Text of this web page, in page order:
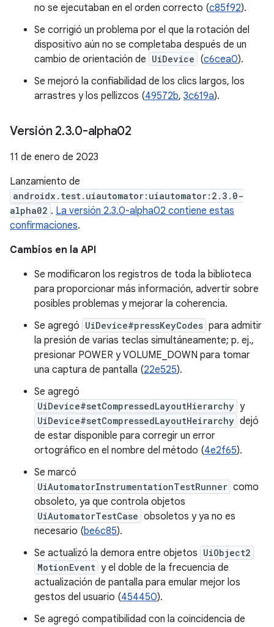
no se ejecutaban en el orden correcto (c85f92).
Se corrigió un problema por el que la rotación del
dispositivo aún no se completaba después de un
cambio de orientación de UiDevice (c6cea0).
Se mejoró la confiabilidad de los clics largos, los
arrastres y los pellizcos (49572b, 3c619a).
Versión 2.3.0-alpha02
11 de enero de 2023
Lanzamiento de
androidx.test.uiautomator:uiautomator:2.3.0-
alpha02 . La versión 2.3.0-alpha02 contiene estas
confirmaciones.
Cambios en la API
Se modificaron los registros de toda la biblioteca
para proporcionar más información, advertir sobre
posibles problemas y mejorar la coherencia.
Se agregó UiDevice#pressKeyCodes para admitir
la presión de varias teclas simultáneamente; p. ej.,
presionar POWER y VOLUME_DOWN para tomar
una captura de pantalla (22e525).
Se agregó
UiDevice#setCompressedLayoutHierarchy y
UiDevice#setCompressedLayoutHeirarchy dejó
de estar disponible para corregir un error
ortográfico en el nombre del método (4e2f65).
Se marcó
UiAutomatorInstrumentationTestRunner como
obsoleto, ya que controla objetos
UiAutomatorTestCase obsoletos y ya no es
necesario (be6c85).
Se actualizó la demora entre objetos UiObject2
MotionEvent y el doble de la frecuencia de
actualización de pantalla para emular mejor los
gestos del usuario (454450).
Se agregó compatibilidad con la coincidencia de